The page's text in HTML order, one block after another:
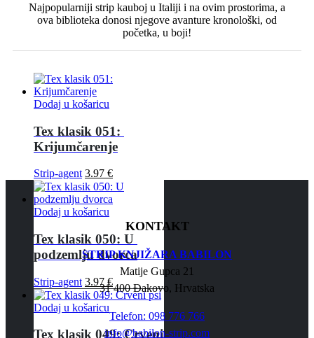
Najpopularniji strip kauboj u Italiji i na ovim prostorima, a
ova biblioteka donosi njegove avanture kronološki, od
početka, u boji!
Dodaj u košaricu
Tex klasik 051:
Krijumčarenje
Strip-agent 3.97 €
Dodaj u košaricu
Tex klasik 050: U
podzemlju dvorca
Strip-agent 3.97 €
Dodaj u košaricu
Tex klasik 049: Crveni
KONTAKT
STRIP KNJIŽARA BABILON
Matije Gupca 21
31 400 Đakovo, Hrvatska
Telefon: 098 776 766
info@babilon-strip.com